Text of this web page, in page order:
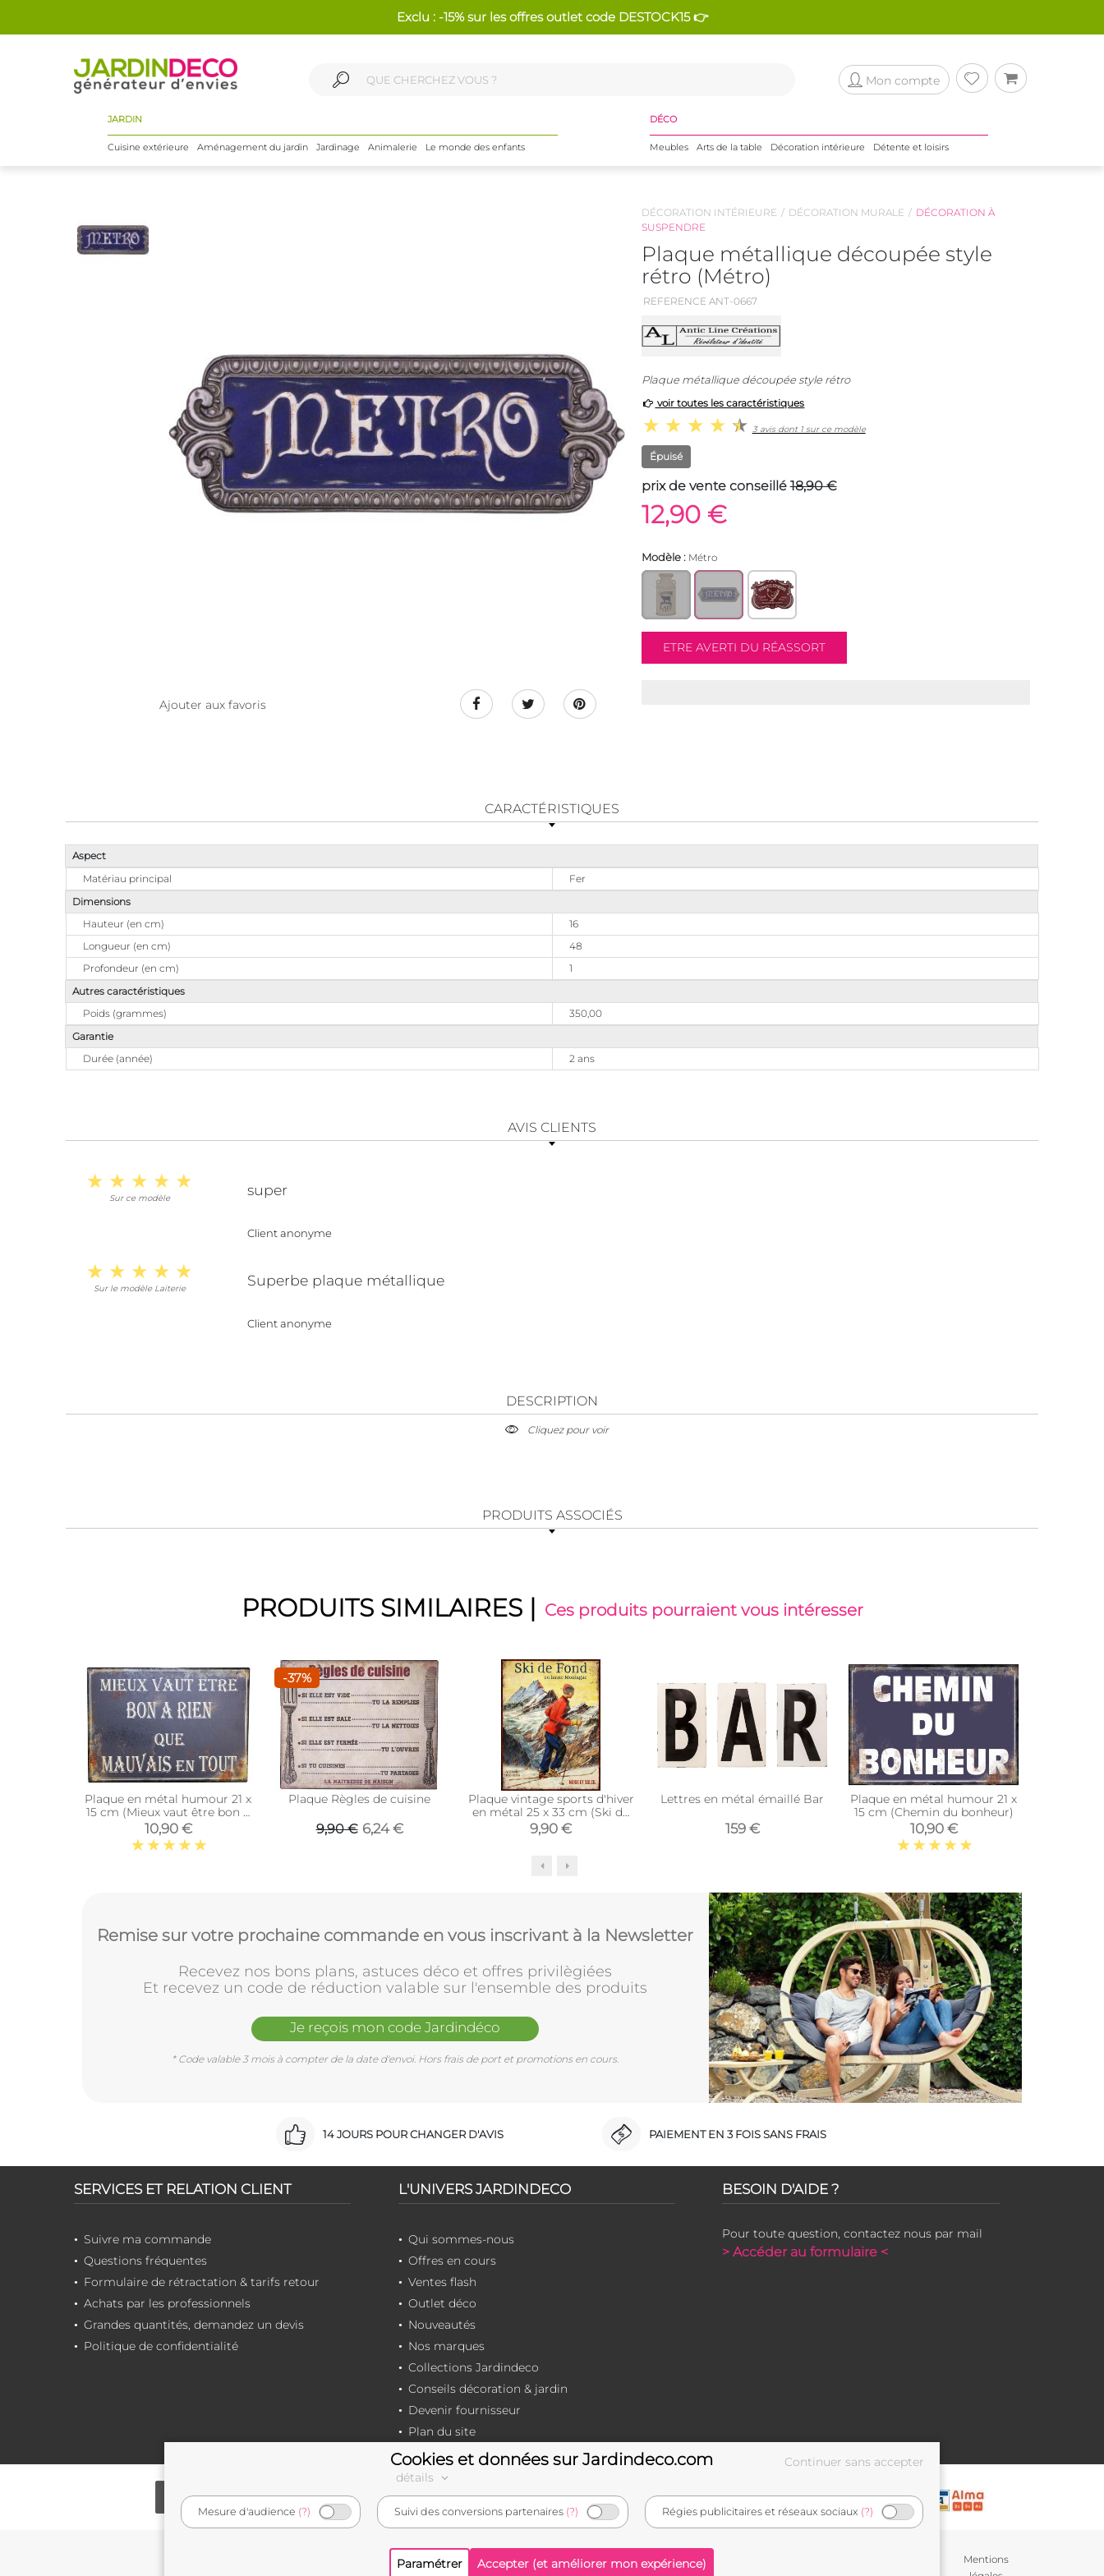
Exclu : -15% sur les offres outlet code DESTOCK15 👉
Mon compte
JARDIN
Cuisine extérieure Aménagement du jardin Jardinage Animalerie Le monde des enfants
DÉCO
Meubles Arts de la table Décoration intérieure Détente et loisirs
Ajouter aux favoris
DÉCORATION INTÉRIEURE DÉCORATION MURALE
DÉCORATION À
SUSPENDRE
Plaque métallique découpée style
rétro (Métro)
REFERENCE ANT-0667
Plaque métallique découpée style rétro
voir toutes les caractéristiques
3 avis dont 1 sur ce modèle
Épuisé
prix de vente conseillé18,90 €
12,90 €
Modèle : Métro
CARACTÉRISTIQUES
Aspect
Matériau principal
Fer
Dimensions
Hauteur (en cm)
16
Longueur (en cm)
48
Profondeur (en cm)
1
Autres caractéristiques
Poids (grammes)
350,00
Garantie
Durée (année)
2 ans
AVIS CLIENTS
Sur ce modèle super
Client anonyme
Sur le modèle Laiterie Superbe plaque métallique
Client anonyme
DESCRIPTION
Cliquez pour voir
PRODUITS ASSOCIÉS
PRODUITS SIMILAIRES | Ces produits pourraient vous intéresser
Plaque en métal humour 21 x
15 cm (Mieux vaut être bon à
rien…)
10,90 €
-37%
Plaque Règles de cuisine
9,90 € 6,24 €
Plaque vintage sports d'hiver
en métal 25 x 33 cm (Ski de
fond)
9,90 €
Lettres en métal émaillé Bar
159 €
Plaque en métal humour 21 x
15 cm (Chemin du bonheur)
10,90 €
Remise sur votre prochaine commande en vous inscrivant à la Newsletter
Recevez nos bons plans, astuces déco et offres privilègiées
Et recevez un code de réduction valable sur l'ensemble des produits
Je reçois mon code Jardindéco
* Code valable 3 mois à compter de la date d'envoi. Hors frais de port et promotions en cours.
14 JOURS POUR CHANGER D'AVIS PAIEMENT EN 3 FOIS SANS FRAIS
SERVICES ET RELATION CLIENT
Suivre ma commande
Questions fréquentes
Formulaire de rétractation & tarifs retour
Achats par les professionnels
Grandes quantités, demandez un devis
Politique de confidentialité
L'UNIVERS JARDINDECO
Qui sommes-nous
Offres en cours
Ventes flash
Outlet déco
Nouveautés
Nos marques
Collections Jardindeco
Conseils décoration & jardin
Devenir fournisseur
Plan du site
BESOIN D'AIDE ?
Pour toute question, contactez nous par mail
> Accéder au formulaire <
e-commerçant français
Mentions
Cookies et données sur Jardindeco.com
détails
Mesure d'audience (?) Suivi des conversions partenaires (?) Régies publicitaires et réseaux sociaux (?)